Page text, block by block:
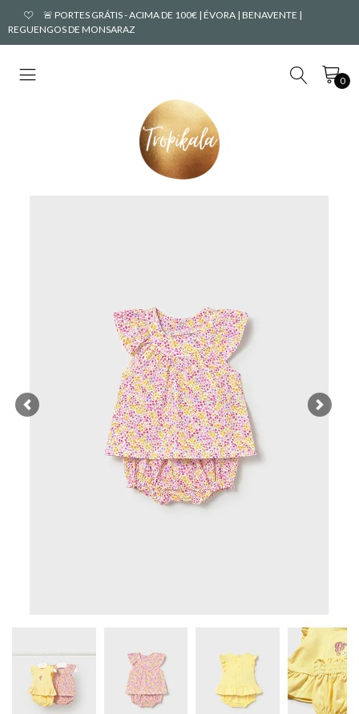
🚨 PORTES GRÁTIS - ACIMA DE 100€ | ÉVORA | BENAVENTE |
REGUENGOS DE MONSARAZ
0
Previous Next